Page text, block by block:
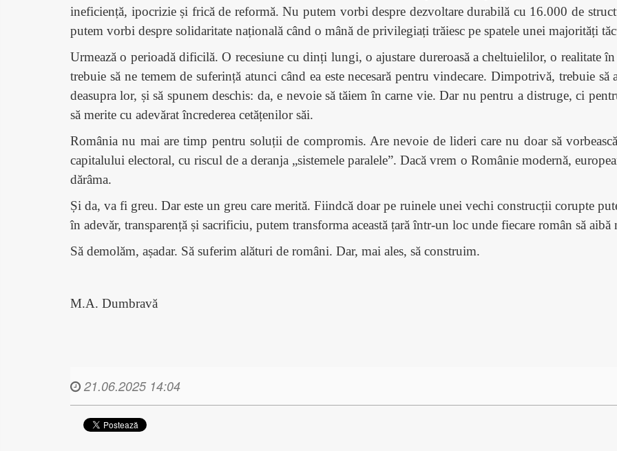
ineficiență, ipocrizie și frică de reformă. Nu putem vorbi despre dezvoltare durabilă cu 16.000 de
putem vorbi despre solidaritate națională când o mână de privilegiați trăiesc pe spatele unei majorități
Urmează o perioadă dificilă. O recesiune cu dinți lungi, o ajustare dureroasă a cheltuielilor, o realitate
trebuie să ne temem de suferință atunci când ea este necesară pentru vindecare. Dimpotrivă, trebuie
deasupra lor, și să spunem deschis: da, e nevoie să tăiem în carne vie. Dar nu pentru a distruge, ci
să merite cu adevărat încrederea cetățenilor săi.
România nu mai are timp pentru soluții de compromis. Are nevoie de lideri care nu doar să
capitalului electoral, cu riscul de a deranja „sistemele paralele”. Dacă vrem o Românie modernă,
dărâma.
Și da, va fi greu. Dar este un greu care merită. Fiindcă doar pe ruinele unei vechi construcții corupte
în adevăr, transparență și sacrificiu, putem transforma această țară într-un loc unde fiecare român să
Să demolăm, așadar. Să suferim alături de români. Dar, mai ales, să construim.
M.A. Dumbravă
21.06.2025 14:04